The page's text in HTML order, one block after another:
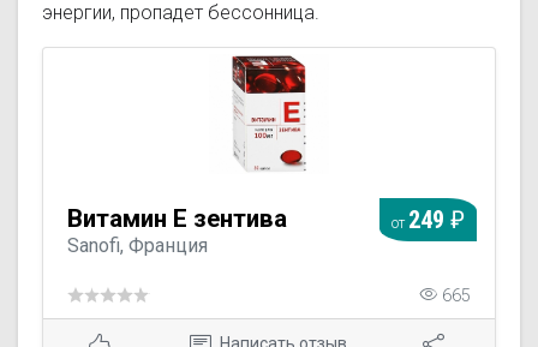
энергии, пропадет бессонница.
Витамин Е зентива
Sanofi, Франция
от 249
665